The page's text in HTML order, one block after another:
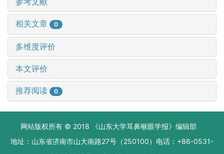
相关文章 0
多维度评价
本文评价
推荐阅读 0
网站版权所有 © 2018 《山东大学耳鼻喉眼学报》编辑部
地址：山东省济南市山大南路27号（250100）电话：+86-0531-